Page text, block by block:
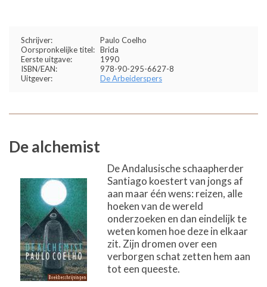
Schrijver:
Paulo Coelho
Oorspronkelijke titel: Brida
Eerste uitgave:
1990
ISBN/EAN:
978-90-295-6627-8
Uitgever:
De Arbeiderspers
De alchemist
De Andalusische schaapherder
Santiago koestert van jongs af
aan maar één wens: reizen, alle
hoeken van de wereld
onderzoeken en dan eindelijk te
weten komen hoe deze in elkaar
zit. Zijn dromen over een
verborgen schat zetten hem aan
tot een queeste.